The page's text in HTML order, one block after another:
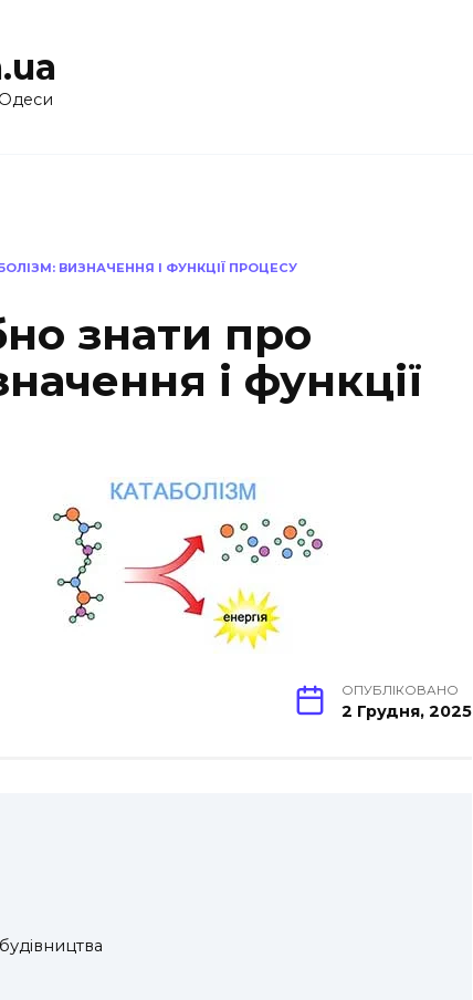
ВИЗНАЧЕННЯ І ФУНКЦІЇ ПРОЦЕСУ
знати про
і функції
ОПУБЛІКОВАНО
2 Грудня, 2025